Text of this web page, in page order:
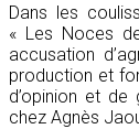
Dans les
« Les Noces
accusation
production et
d’opinion et
chez Agnès